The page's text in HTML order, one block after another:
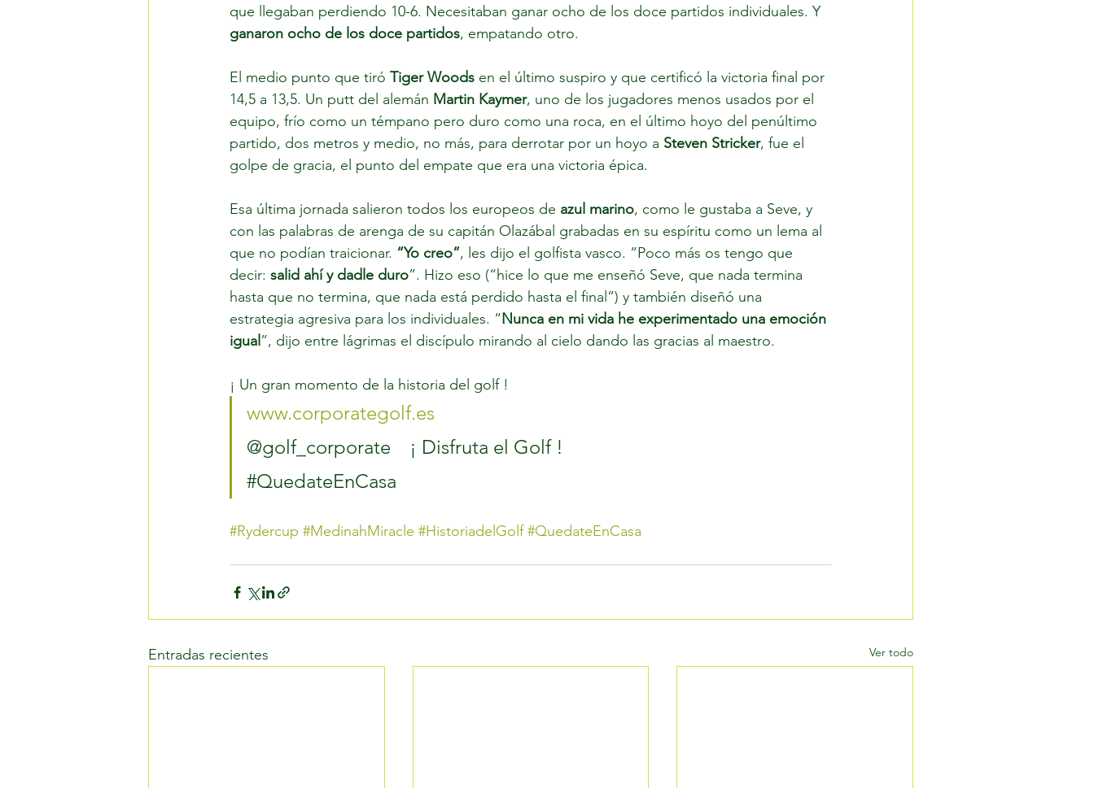
que llegaban perdiendo 10-6. Necesitaban ganar ocho de los doce partidos individuales. Y
ganaron ocho de los doce partidos, empatando otro.
El medio punto que tiró Tiger Woods en el último suspiro y que certificó la victoria final por
14,5 a 13,5. Un putt del alemán Martin Kaymer, uno de los jugadores menos usados por el
equipo, frío como un témpano pero duro como una roca, en el último hoyo del penúltimo
partido, dos metros y medio, no más, para derrotar por un hoyo a Steven Stricker, fue el
golpe de gracia, el punto del empate que era una victoria épica.
Esa última jornada salieron todos los europeos de azul marino, como le gustaba a Seve, y
con las palabras de arenga de su capitán Olazábal grabadas en su espíritu como un lema al
que no podían traicionar. “Yo creo”, les dijo el golfista vasco. “Poco más os tengo que
decir: salid ahí y dadle duro”. Hizo eso (“hice lo que me enseñó Seve, que nada termina
hasta que no termina, que nada está perdido hasta el final”) y también diseñó una
estrategia agresiva para los individuales. “Nunca en mi vida he experimentado una emoción
igual ”, dijo entre lágrimas el discípulo mirando al cielo dando las gracias al maestro.
¡ Un gran momento de la historia del golf !
www.corporategolf.es
#QuedateEnCasa
#Rydercup #MedinahMiracle #HistoriadelGolf #QuedateEnCasa
Entradas recientes Ver todo